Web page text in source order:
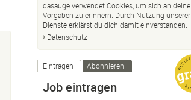
dasauge verwendet Cookies, um sich an deine
Vorgaben zu erinnern. Durch Nutzung unserer
Dienste erklärst du dich damit einverstanden.
Datenschutz
Eintragen Abonnieren
Job eintragen